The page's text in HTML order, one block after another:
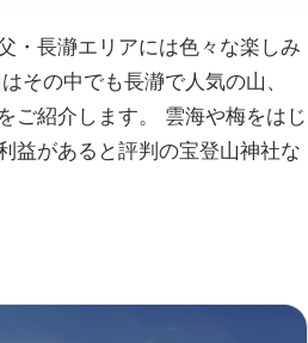
・長瀞エリアには色々な楽しみ
その中でも長瀞で人気の山、
ご紹介します。 雲海や梅をはじ
益があると評判の宝登山神社な